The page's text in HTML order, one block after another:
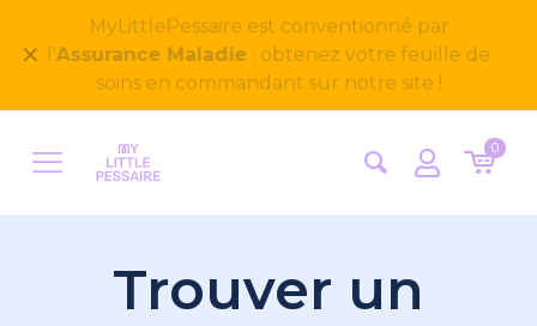
Bienvenue sur notre nouveau site
MyLittlePessaire ! Nous avons hâte d'avoir vos
retours
✕
0
Trouver un